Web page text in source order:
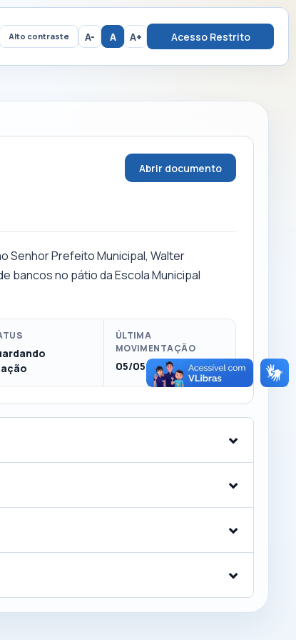
Alto contraste A- A A+ Acesso Restrito
Abrir documento
Senhor Prefeito Municipal, Walter
bancos no pátio da Escola Municipal
ÚLTIMA
MOVIMENTAÇÃO
05/05/2025